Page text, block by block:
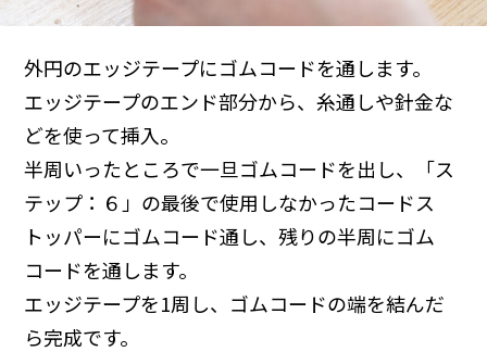
外円のエッジテープにゴムコードを通します。
エッジテープのエンド部分から、糸通しや針金な
どを使って挿入。
半周いったところで一旦ゴムコードを出し、「ス
テップ：６」の最後で使用しなかったコードス
トッパーにゴムコード通し、残りの半周にゴム
コードを通します。
エッジテープを1周し、ゴムコードの端を結んだ
ら完成です。